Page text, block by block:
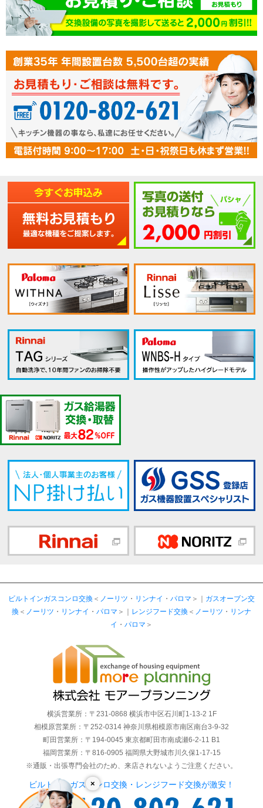
×
ビルトインガスコンロ交換 ＜ ノーリツ ・ リンナイ ・ パロマ ＞｜ ガスオーブン交
換 ＜ ノーリツ ・ リンナイ ・ パロマ ＞｜ レンジフード交換 ＜ ノーリツ ・ リンナ
イ ・ パロマ ＞
横浜営業所：〒231-0868 横浜市中区石川町1-13-2 1F
相模原営業所：〒252-0314 神奈川県相模原市南区南台3-9-32
町田営業所：〒194-0045 東京都町田市南成瀬6-2-11 B1
福岡営業所：〒816-0905 福岡県大野城市川久保1-17-15
※通販・出張専門会社のため、来店されないようご注意ください。
ビルトインガスコンロ交換・レンジフード交換が激安！